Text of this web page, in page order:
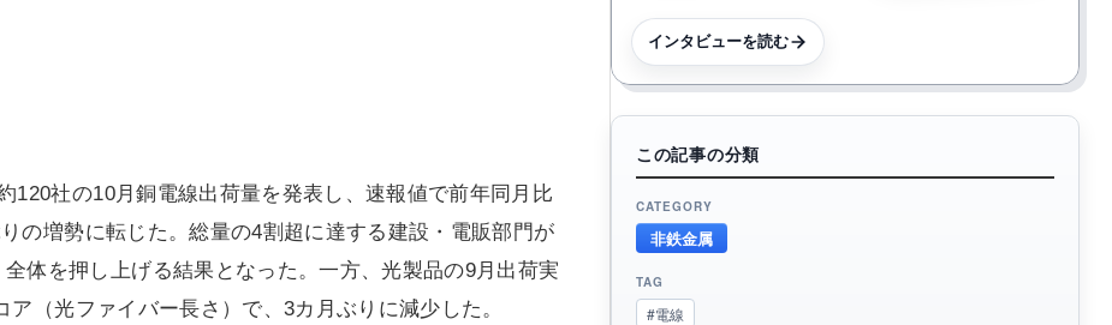
社の10月銅電線出荷量を発表し、速報値で前年同月比
の増勢に転じた。総量の4割超に達する建設・電販部門が
体を押し上げる結果となった。一方、光製品の9月出荷実
（光ファイバー長さ）で、3カ月ぶりに減少した。
インタビューを読む
この記事の分類
CATEGORY
非鉄金属
TAG
#電線